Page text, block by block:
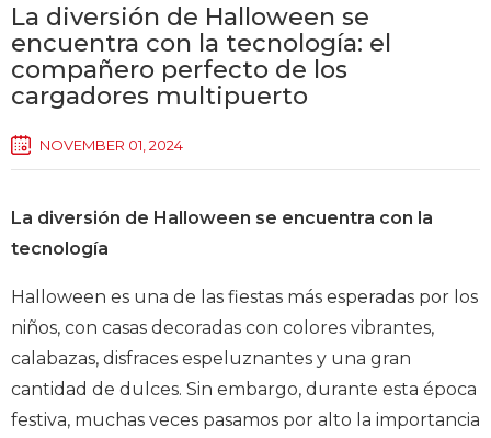
La diversión de Halloween se
encuentra con la tecnología: el
compañero perfecto de los
cargadores multipuerto
NOVEMBER 01, 2024
La diversión de Halloween se encuentra con la
tecnología
Halloween es una de las fiestas más esperadas por los
niños, con casas decoradas con colores vibrantes,
calabazas, disfraces espeluznantes y una gran
cantidad de dulces. Sin embargo, durante esta época
festiva, muchas veces pasamos por alto la importancia